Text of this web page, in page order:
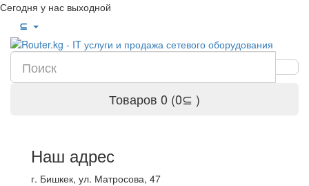
Сегодня у нас выходной
⊆
Товаров 0 (0⊆ )
Наш адрес
г. Бишкек, ул. Матросова, 47